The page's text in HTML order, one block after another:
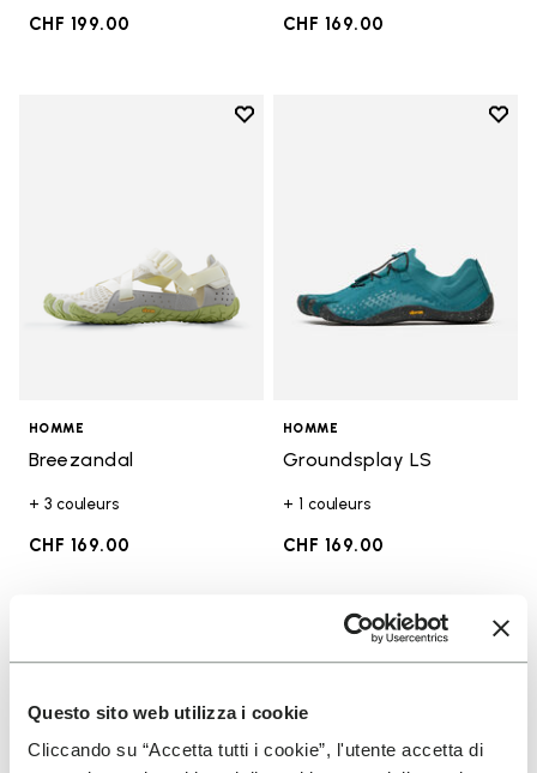
Questo sito web utilizza i cookie
Cliccando su “Accetta tutti i cookie”, l'utente accetta di
CHF 199.00 CHF 169.00
Add to wishlist
HOMME
Breezandal
+ 3 couleurs
CHF 169.00
Add
HOMME
Groundsplay LS
+ 1 couleurs
CHF 169.00
Add to wishlist
Add to wishlist Breezandal
Add
Add